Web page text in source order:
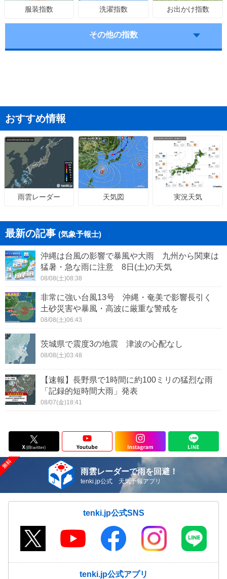
服装指数 洗濯指数 お出かけ指数
その他の指数
おすすめ情報
雨雲レーダー 天気図 実況天気
最新の記事 (気象予報士)
沖縄は台風の影響で暴風や大雨 九州から関東は
猛暑・急な雨に注意 8日(土)の天気
08/08(土)08:38
非常に強い台風13号 沖縄・奄美で影響長引く
土砂災害や暴風・高波に厳重な警戒を
08/08(土)06:43
茨城県で震度3の地震 津波の心配なし
08/08(土)03:48
【速報】長野県で1時間に約100ミリの猛烈な雨
「記録的短時間大雨」発表
08/07(金)18:41
雨雲レーダーで雨を回避！
tenki.jp公式 天気予報アプリ
tenki.jp公式SNS
tenki.jp公式アプリ